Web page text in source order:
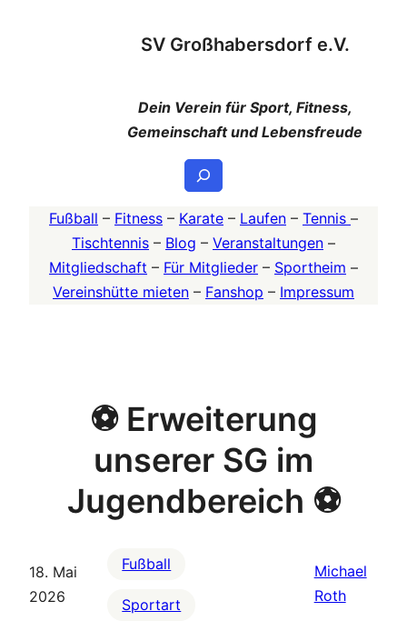
SV Großhabersdorf e.V.
Dein Verein für Sport, Fitness,
Gemeinschaft und Lebensfreude
Suchen
Fußball – Fitness – Karate – Laufen – Tennis –
Tischtennis – Blog – Veranstaltungen –
Mitgliedschaft – Für Mitglieder – Sportheim –
Vereinshütte mieten – Fanshop – Impressum
⚽️ Erweiterung
unserer SG im
Jugendbereich ⚽️
18. Mai
2026
Fußball
Sportart
Michael
Roth